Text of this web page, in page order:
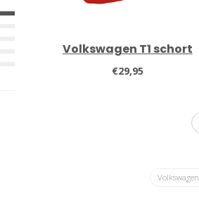
Volkswagen T1 schort
€29,95
Volkswagen